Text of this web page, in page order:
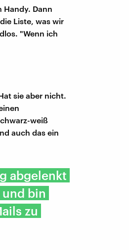
Handy. Dann
Liste, was wir
"Wenn ich
sie aber nicht.
weiß
auch das ein
abgelenkt
bin
zu